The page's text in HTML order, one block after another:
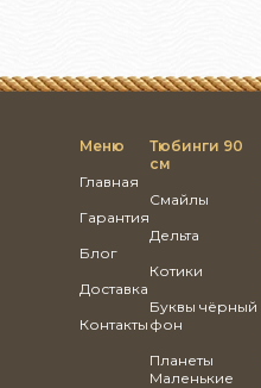
Меню
Главная
Гарантия
Блог
Доставка
Контакты
Тюбинги 90
см
Смайлы
Дельта
Котики
Буквы чёрный
фон
Планеты
Маленькие